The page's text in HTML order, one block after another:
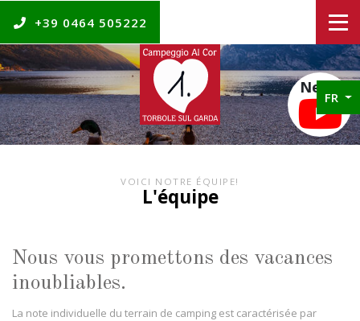
News
+39 0464 505222
FR
VOICI NOTRE ÉQUIPE!
L'équipe
Nous vous promettons des vacances
inoubliables.
La note individuelle du terrain de camping est caractérisée par